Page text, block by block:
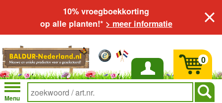
10% vroegboekkorting
op alle planten!* > meer informatie
Inloggen
Menu
0